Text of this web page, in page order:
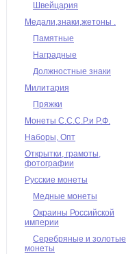
Швейцария
Медали,знаки,жетоны .
Памятные
Наградные
Должностные знаки
Милитария
Пряжки
Монеты С.С.С.Р.и Р.Ф.
Наборы, Опт
Открытки, грамоты,
фотографии
Русские монеты
Медные монеты
Окраины Российской
империи
Серебряные и золотые
монеты